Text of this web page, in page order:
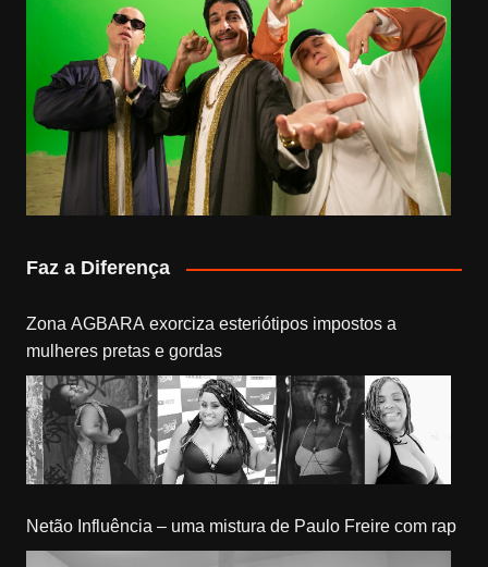
Faz a Diferença
Zona AGBARA exorciza esteriótipos impostos a
mulheres pretas e gordas
Netão Influência – uma mistura de Paulo Freire com rap